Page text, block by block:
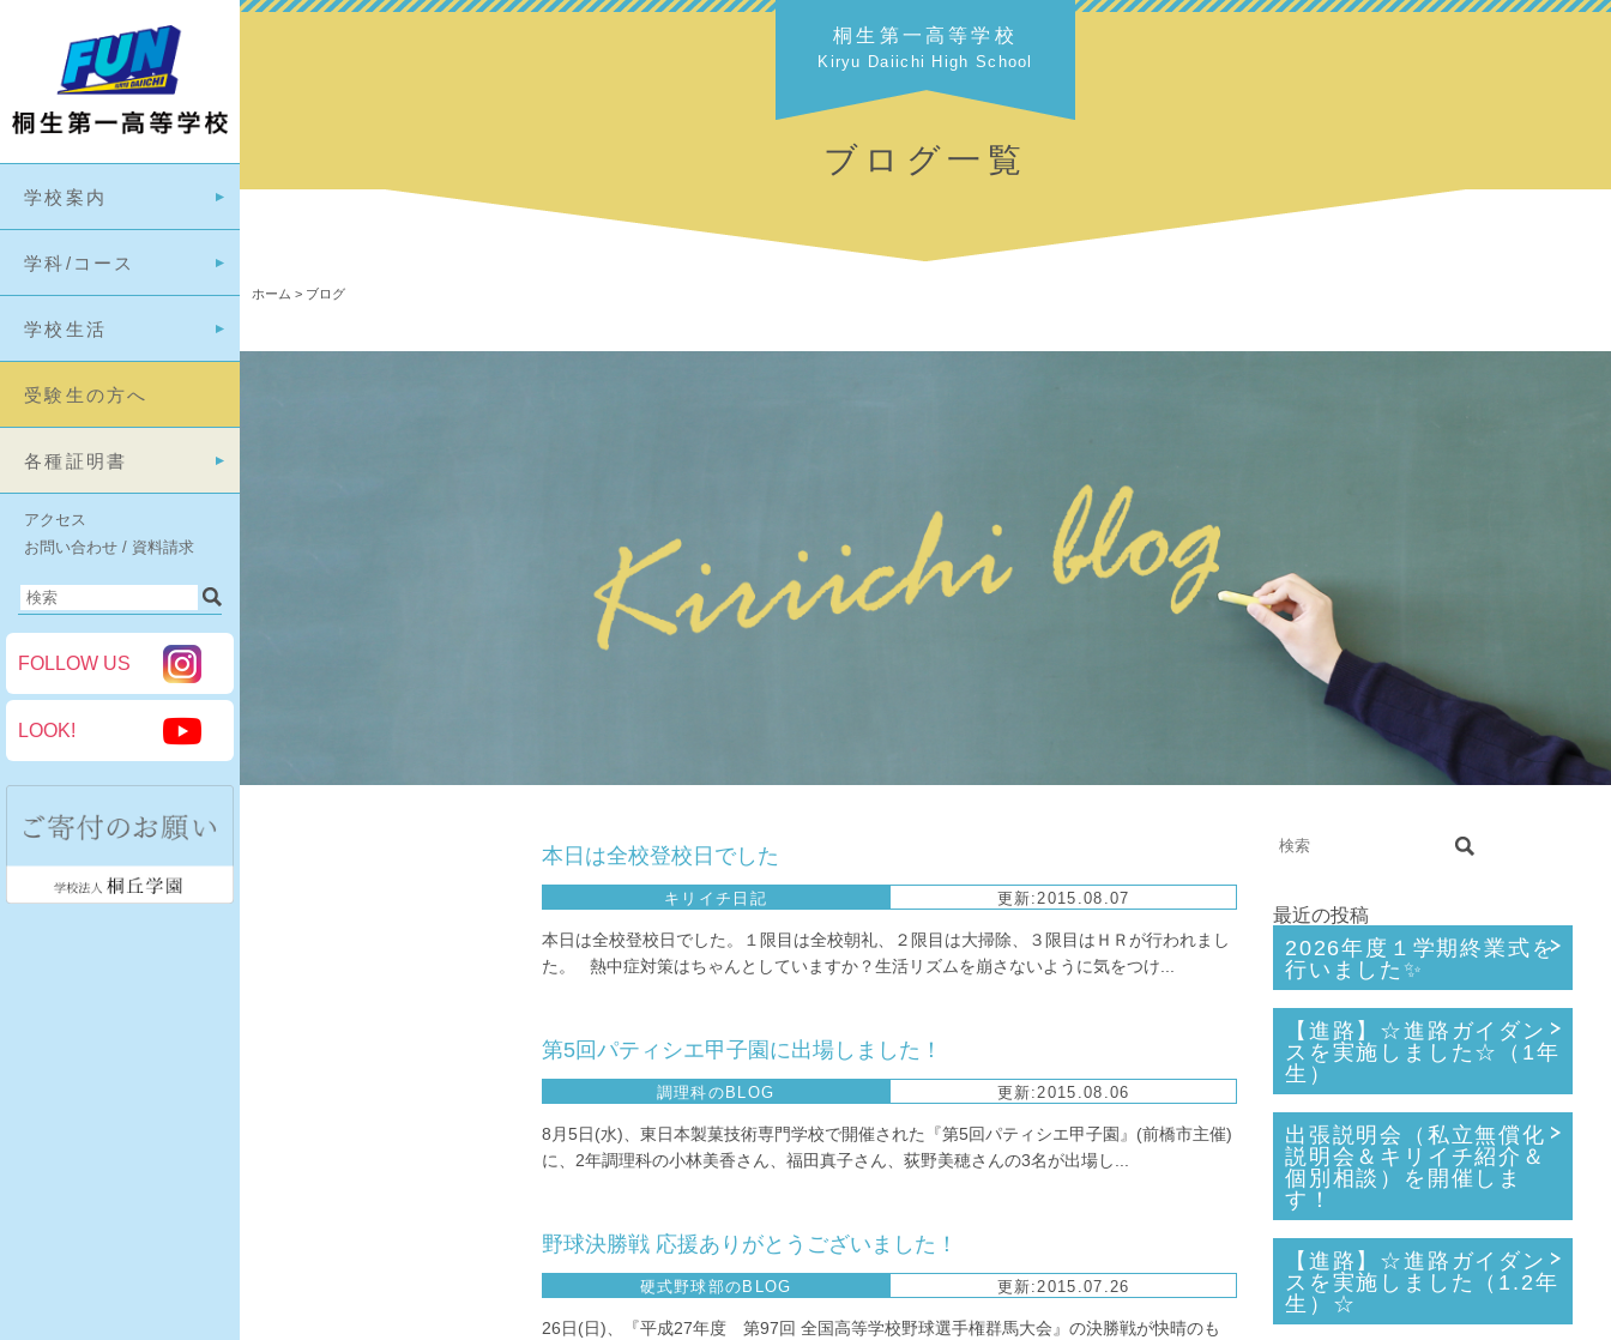
学校案内
学科/コース
学校生活
受験生の方へ
各種証明書
アクセス
お問い合わせ / 資料請求
FOLLOW US
LOOK!
桐生第一高等学校
Kiryu Daiichi High School
ブログ一覧
ホーム > ブログ
本日は全校登校日でした
キリイチ日記 更新:2015.08.07
本日は全校登校日でした。１限目は全校朝礼、２限目は大掃除、３限目はＨＲが行われまし
た。 熱中症対策はちゃんとしていますか？生活リズムを崩さないように気をつけ...
第5回パティシエ甲子園に出場しました！
調理科のBLOG 更新:2015.08.06
8月5日(水)、東日本製菓技術専門学校で開催された『第5回パティシエ甲子園』(前橋市主催)
に、2年調理科の小林美香さん、福田真子さん、荻野美穂さんの3名が出場し...
野球決勝戦 応援ありがとうございました！
硬式野球部のBLOG 更新:2015.07.26
26日(日)、『平成27年度 第97回 全国高等学校野球選手権群馬大会』の決勝戦が快晴のも
最近の投稿
2026年度１学期終業式を
行いました✨
【進路】☆進路ガイダン
スを実施しました☆（1年
生）
出張説明会（私立無償化
説明会＆キリイチ紹介＆
個別相談）を開催しま
す！
【進路】☆進路ガイダン
スを実施しました（1.2年
生）☆